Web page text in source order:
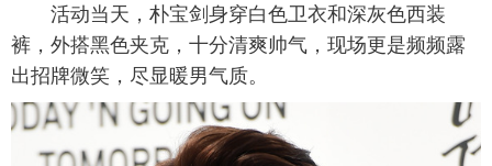
活动当天，朴宝剑身穿白色卫衣和深灰色西装
裤，外搭黑色夹克，十分清爽帅气，现场更是频频露
出招牌微笑，尽显暖男气质。